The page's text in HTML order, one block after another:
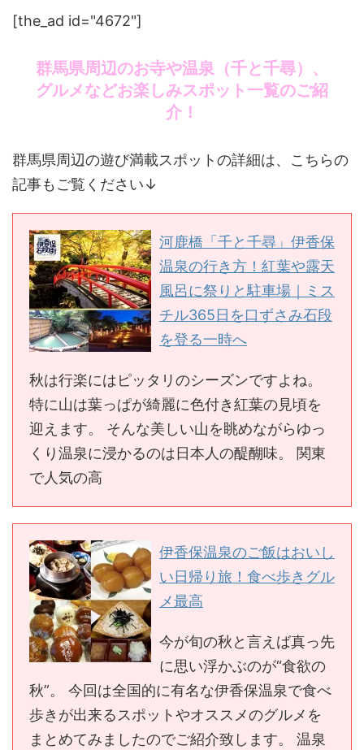
[the_ad id="4672"]
群馬県周辺のお寺や温泉（千と千尋）、
グルメなどお楽しみスポット一覧のご紹
介！
群馬県周辺の遊び満載スポットの詳細は、こちらの
記事もご覧ください↓
河鹿橋「千と千尋」伊香保
温泉の行き方！紅葉や露天
風呂に祭りと駐車場｜ミス
チル365日を口ずさみ石段
を登る一時へ
秋は行楽にはピッタリのシーズンですよね。
特に山は葉っぱが綺麗に色付き紅葉の見頃を
迎えます。 そんな美しい山を眺めながらゆっ
くり温泉に浸かるのは日本人の醍醐味。 関東
で人気の高
伊香保温泉のご飯はおいし
い日帰り旅！食べ歩きグル
メ最高
今が旬の秋と言えば真っ先
に思い浮かぶのが“食欲の
秋”。 今回は全国的に有名な伊香保温泉で食べ
歩きが出来るスポットやオススメのグルメを
まとめてみましたのでご紹介致します。 温泉